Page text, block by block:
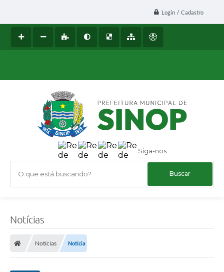
Login / Cadastro
Siga-nos
O que está buscando?
Notícias
Notícias Notícia